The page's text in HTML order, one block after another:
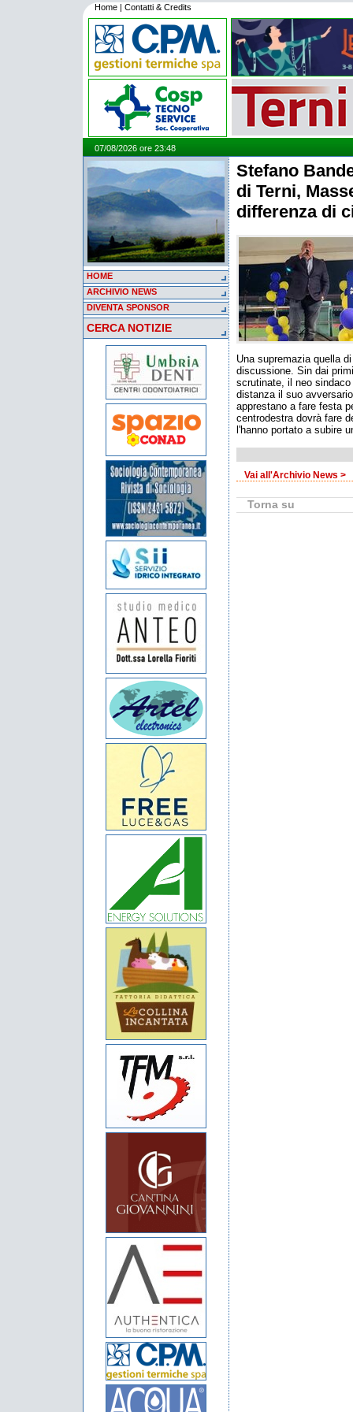
Home | Contatti & Credits
07/08/2026 ore 23:48
HOME
ARCHIVIO NEWS
DIVENTA SPONSOR
CERCA NOTIZIE
Stefano
di Terni,
differenza di
Una supremazia quella
discussione. Sin dai
scrutinate, il neo
distanza il suo
apprestano a fare festa
centrodestra dovrà fare
l'hanno portato a subire
Vai all'Archivio News >
Torna su